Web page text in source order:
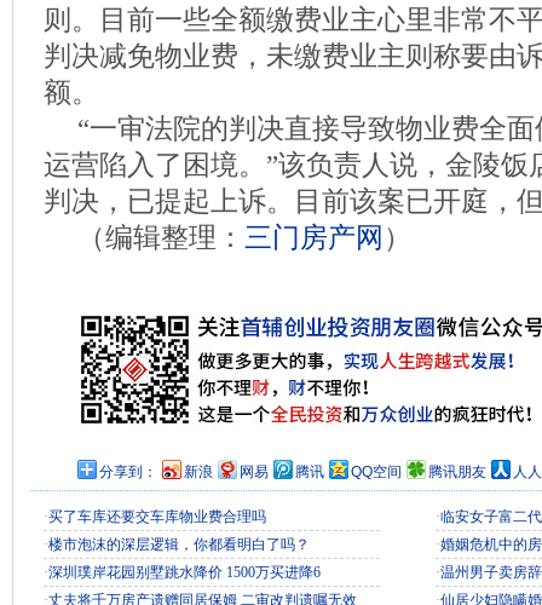
则。目前一些全额缴费业主心里非常不
判决减免物业费，未缴费业主则称要由
额。
“一审法院的判决直接导致物业费全
运营陷入了困境。”该负责人说，金陵饭
判决，已提起上诉。目前该案已开庭，
（编辑整理： 三门房产网 ）
分享到： 新浪 网易 腾讯 QQ空间 腾讯朋友 人
·买了车库还要交车库物业费合理吗
·楼市泡沫的深层逻辑，你都看明白了吗？
·深圳璞岸花园别墅跳水降价 1500万买进降6
·丈夫将千万房产遗赠同居保姆 二审改判遗嘱无效
·临安女子富二
·婚姻危机中的
·温州男子卖房
·仙居少妇隐瞒